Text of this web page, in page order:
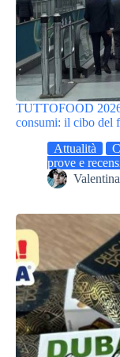
TUTTOFOOD
consumi: il cibo del
Attualità
prove e